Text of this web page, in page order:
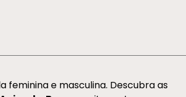
feminina e masculina. Descubra as